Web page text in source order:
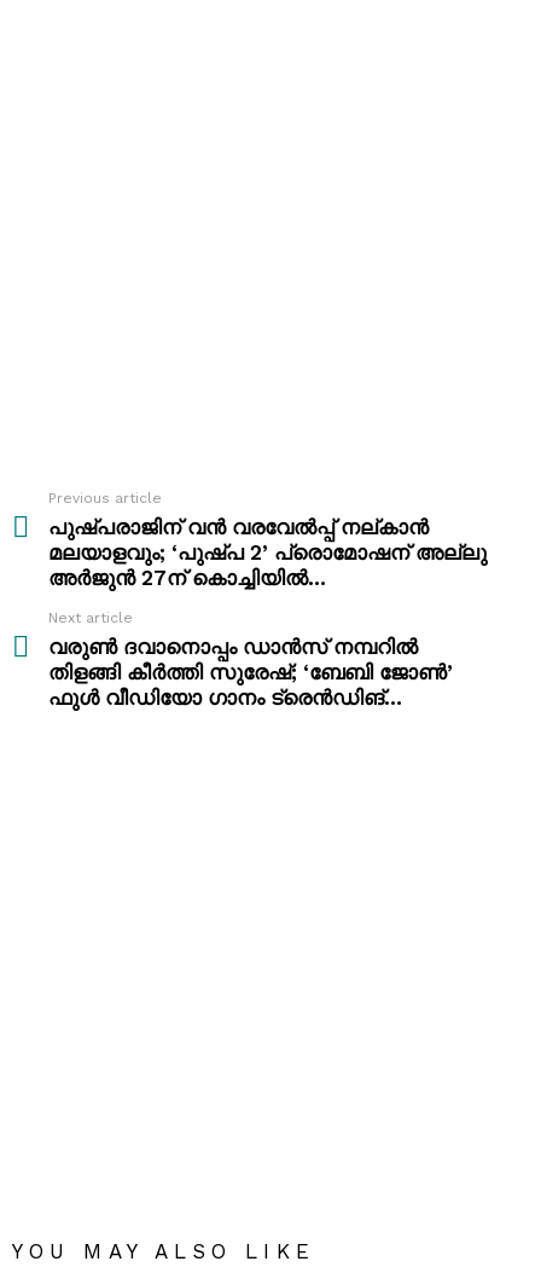
more
Previous article
പുഷ്പരാജിന് വൻ വരവേൽപ്പ് നല്കാൻ
മലയാളവും; ‘പുഷ്പ 2’ പ്രൊമോഷന് അല്ലു
അർജുൻ 27ന് കൊച്ചിയിൽ…
Next article
വരുൺ ദവാനൊപ്പം ഡാൻസ് നമ്പറിൽ
തിളങ്ങി കീർത്തി സുരേഷ്; ‘ബേബി ജോൺ’
ഫുൾ വീഡിയോ ഗാനം ട്രെൻഡിങ്…
YOU MAY ALSO LIKE